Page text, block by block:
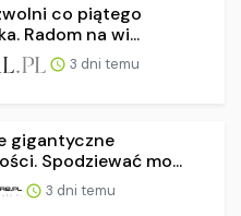
co piątego
Radom na wi...
3 dni temu
gigantyczne
Spodziewać mo...
3 dni temu